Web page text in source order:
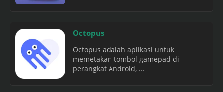
Octopus
Octopus adalah aplikasi untuk
memetakan tombol gamepad di
perangkat Android, ...